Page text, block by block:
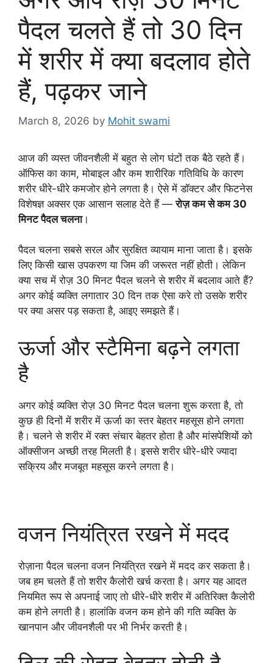
पैदल चलते हैं तो 30 दिन
में शरीर में क्या बदलाव होते
हैं, पढ़कर जाने
March 8, 2026 by Mohit swami
आज की व्यस्त जीवनशैली में बहुत से लोग घंटों तक बैठे रहते हैं।
ऑफिस का काम, मोबाइल और कम शारीरिक गतिविधि के कारण
शरीर धीरे-धीरे कमजोर होने लगता है। ऐसे में डॉक्टर और फिटनेस
विशेषज्ञ अक्सर एक आसान सलाह देते हैं —रोज़ कम से कम 30
मिनट पैदल चलना।
पैदल चलना सबसे सरल और सुरक्षित व्यायाम माना जाता है। इसके
लिए किसी खास उपकरण या जिम की जरूरत नहीं होती। लेकिन
क्या सच में रोज़ 30 मिनट पैदल चलने से शरीर में बदलाव आते हैं?
अगर कोई व्यक्ति लगातार 30 दिन तक ऐसा करे तो उसके शरीर
पर क्या असर पड़ सकता है, आइए समझते हैं।
ऊर्जा और स्टैमिना बढ़ने लगता
है
अगर कोई व्यक्ति रोज़ 30 मिनट पैदल चलना शुरू करता है, तो
कुछ ही दिनों में शरीर में ऊर्जा का स्तर बेहतर महसूस होने लगता
है। चलने से शरीर में रक्त संचार बेहतर होता है और मांसपेशियों को
ऑक्सीजन अच्छी तरह मिलती है। इससे शरीर धीरे-धीरे ज्यादा
सक्रिय और मजबूत महसूस करने लगता है।
वजन नियंत्रित रखने में मदद
रोज़ाना पैदल चलना वजन नियंत्रित रखने में मदद कर सकता है।
जब हम चलते हैं तो शरीर कैलोरी खर्च करता है। अगर यह आदत
नियमित रूप से अपनाई जाए तो धीरे-धीरे शरीर में अतिरिक्त कैलोरी
कम होने लगती है। हालांकि वजन कम होने की गति व्यक्ति के
खानपान और जीवनशैली पर भी निर्भर करती है।